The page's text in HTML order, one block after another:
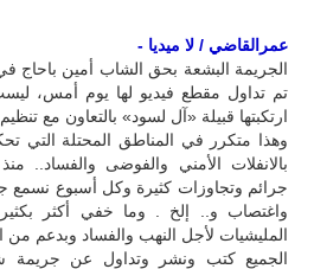
عمرالقاضي / لا ميديا -
الجريمة البشعة بحق الشاب أمين باحاج
تم تداول مقطع فيديو لها يوم أمس،
ارتكبتها قبيلة «آل لسود» بالتعاون مع
وهذا متكرر في المناطق المحتلة التي
بالانفلات الأمني والفوضى والفساد..
جرائم وتجاوزات كثيرة وكل أسبوع
واغتصاب و.. إلخ . وما خفي أكثر
المليشيات لأجل النهب والفساد وبدعم من
الجميع كتب ونشر وتداول عن جريمة